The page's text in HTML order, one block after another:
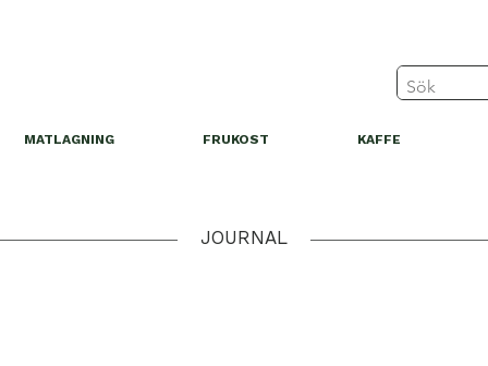
MATLAGNING FRUKOST KAFFE
JOURNAL